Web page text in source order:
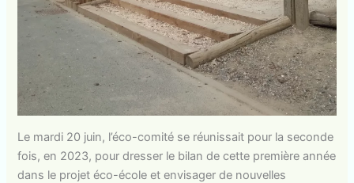
Le mardi 20 juin, l’éco-comité se réunissait pour la seconde
fois, en 2023, pour dresser le bilan de cette première année
dans le projet éco-école et envisager de nouvelles